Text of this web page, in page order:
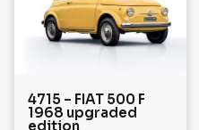
4715 – FIAT 500 F
1968 upgraded
edition